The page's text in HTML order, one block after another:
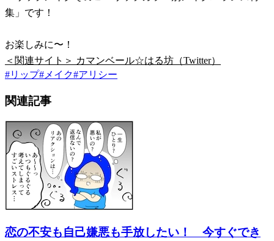
集」です！
お楽しみに〜！
＜関連サイト＞ カマンベール☆はる坊（Twitter）
#リップ# メイク#アリシー
関連記事
恋の不安も自己嫌悪も手放したい！ 今すぐでき